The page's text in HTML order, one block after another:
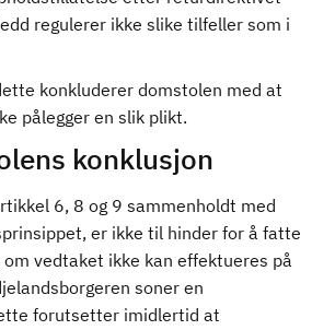
regulerer ikke slike tilfeller som i
konkluderer domstolen med at
pålegger en slik plikt.
konklusjon
6, 8 og 9 sammenholdt med
er ikke til hinder for å fatte
vedtaket ikke kan effektueres på
soner en
forutsetter imidlertid at